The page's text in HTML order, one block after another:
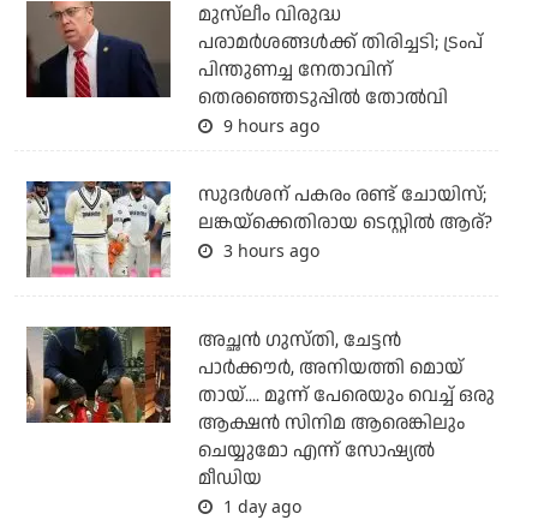
മുസ്‌ലീം വിരുദ്ധ
പരാമര്‍ശങ്ങള്‍ക്ക് തിരിച്ചടി; ട്രംപ്
പിന്തുണച്ച നേതാവിന്
തെരഞ്ഞെടുപ്പില്‍ തോല്‍വി
9 hours ago
സുദര്‍ശന് പകരം രണ്ട് ചോയിസ്;
ലങ്കയ്‌ക്കെതിരായ ടെസ്റ്റില്‍ ആര്?
3 hours ago
അച്ഛന്‍ ഗുസ്തി, ചേട്ടന്‍
പാര്‍ക്കൗര്‍, അനിയത്തി മൊയ്
തായ്.... മൂന്ന് പേരെയും വെച്ച് ഒരു
ആക്ഷന്‍ സിനിമ ആരെങ്കിലും
ചെയ്യുമോ എന്ന് സോഷ്യല്‍
മീഡിയ
1 day ago